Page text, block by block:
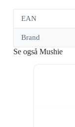
EAN
Brand
Se også Mushie